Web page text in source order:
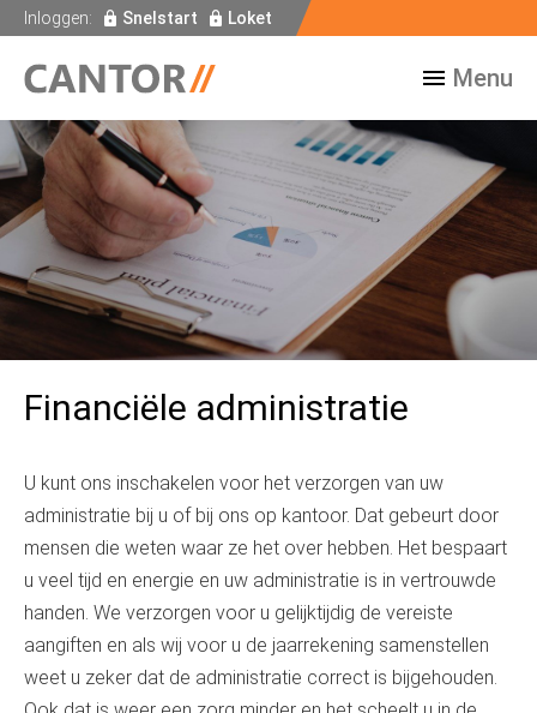
Inloggen: Snelstart Loket
Menu
Financiële administratie
U kunt ons inschakelen voor het verzorgen van uw
administratie bij u of bij ons op kantoor. Dat gebeurt door
mensen die weten waar ze het over hebben. Het bespaart
u veel tijd en energie en uw administratie is in vertrouwde
handen. We verzorgen voor u gelijktijdig de vereiste
aangiften en als wij voor u de jaarrekening samenstellen
weet u zeker dat de administratie correct is bijgehouden.